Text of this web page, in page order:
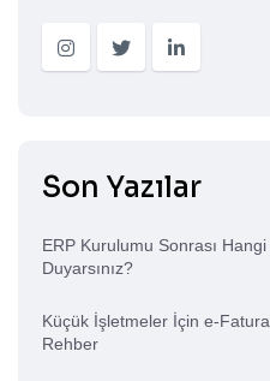
Son Yazılar
ERP Kurulumu Sonrası
Duyarsınız?
Küçük İşletmeler İçin e-Fatura
Rehber